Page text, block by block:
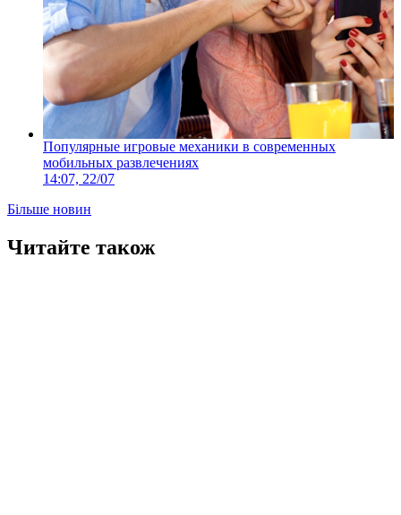
Популярные игровые механики в современных
мобильных развлечениях
14:07, 22/07
Більше новин
Читайте також